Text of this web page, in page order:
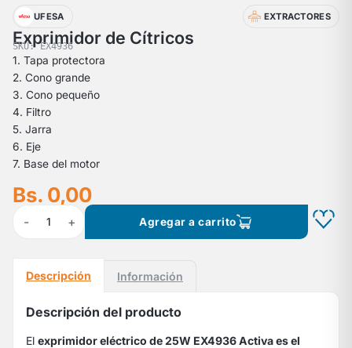
UFESA EXTRACTORES
Exprimidor de Cítricos
SKU: EX4936
1. Tapa protectora
2. Cono grande
3. Cono pequeño
4. Filtro
5. Jarra
6. Eje
7. Base del motor
Bs. 0,00
- 1 + Agregar a carrito
Descripción Información
Descripción del producto
El exprimidor eléctrico de 25W EX4936 Activa es el